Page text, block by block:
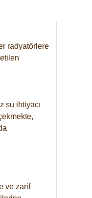
radyatörlere
su ihtiyacı
ve zarif